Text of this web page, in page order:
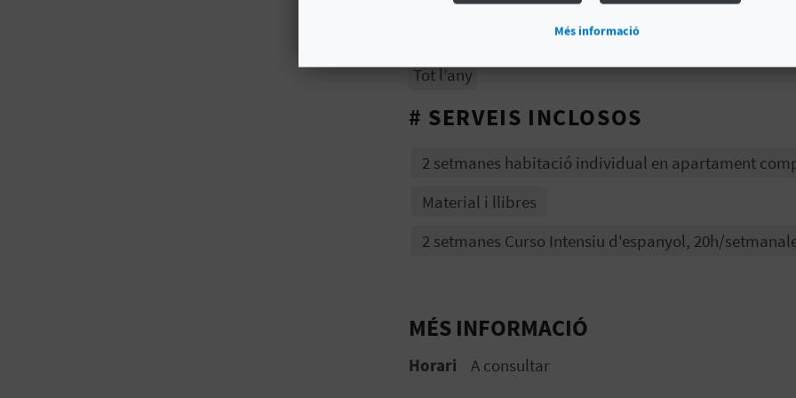
Tot l’any
# SERVEIS INCLOSOS
2 setmanes habitació individual en apartament
Material i llibres
2 setmanes Curso Intensiu d'espanyol, 20h/
MÉS INFORMACIÓ
Horari A consultar
Més informació